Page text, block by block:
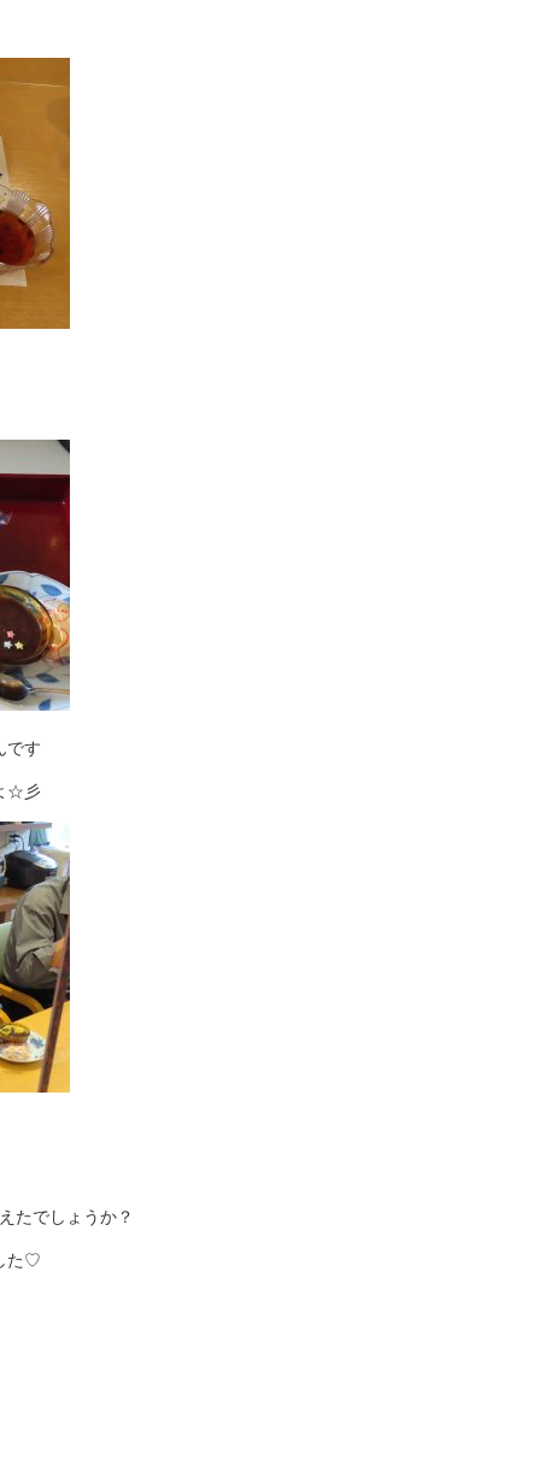
です
☆彡
たでしょうか？
た♡